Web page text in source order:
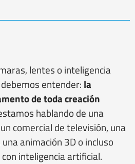
lentes o inteligencia
entender: la
de toda creación
hablando de una
comercial de televisión, una
animación 3D o incluso
inteligencia artificial.